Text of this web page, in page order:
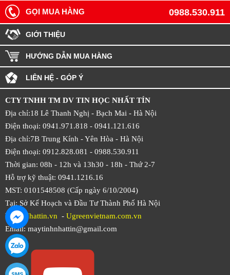
0988.530.911
GỌI MUA HÀNG
GIỚI THIỆU
HƯỚNG DẪN MUA HÀNG
LIÊN HỆ - GÓP Ý
CTY TNHH TM DV TIN HỌC NHẤT TÍN
Địa chỉ:18 Lê Thanh Nghị - Bạch Mai - Hà Nội
Điện thoại: 0941.971.818 - 0941.121.616
Địa chỉ:7B Trung Kính - Yên Hòa - Hà Nội
Điện thoại: 0912.828.081 - 0988.530.911
Thời gian: 08h - 12h và 13h30 - 18h - Thứ 2-7
Hỗ trợ kỹ thuật: 0941.1216.16
MST: 0101548508 (Cấp ngày 6/10/2004)
Tại: Sở Kế Hoạch và Đầu Tư Thành Phố Hà Nội
Web:Nhattin.vn - Ugreenvietnam.com.vn
Email: maytinhnhattin@gmail.com